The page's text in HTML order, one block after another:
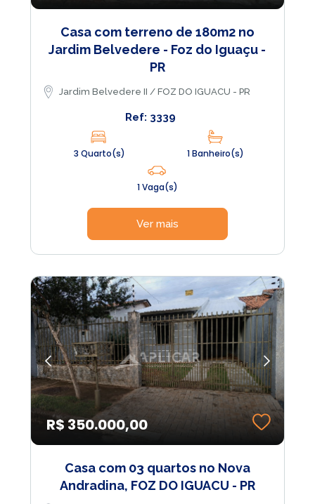
Casa com terreno de 180m2 no
Jardim Belvedere - Foz do Iguaçu -
PR
Jardim Belvedere II / FOZ DO IGUACU - PR
Ref: 3339
3 Quarto(s) 1 Banheiro(s)
1 Vaga(s)
Ver mais
R$ 350.000,00
Casa com 03 quartos no Nova
Andradina, FOZ DO IGUACU - PR